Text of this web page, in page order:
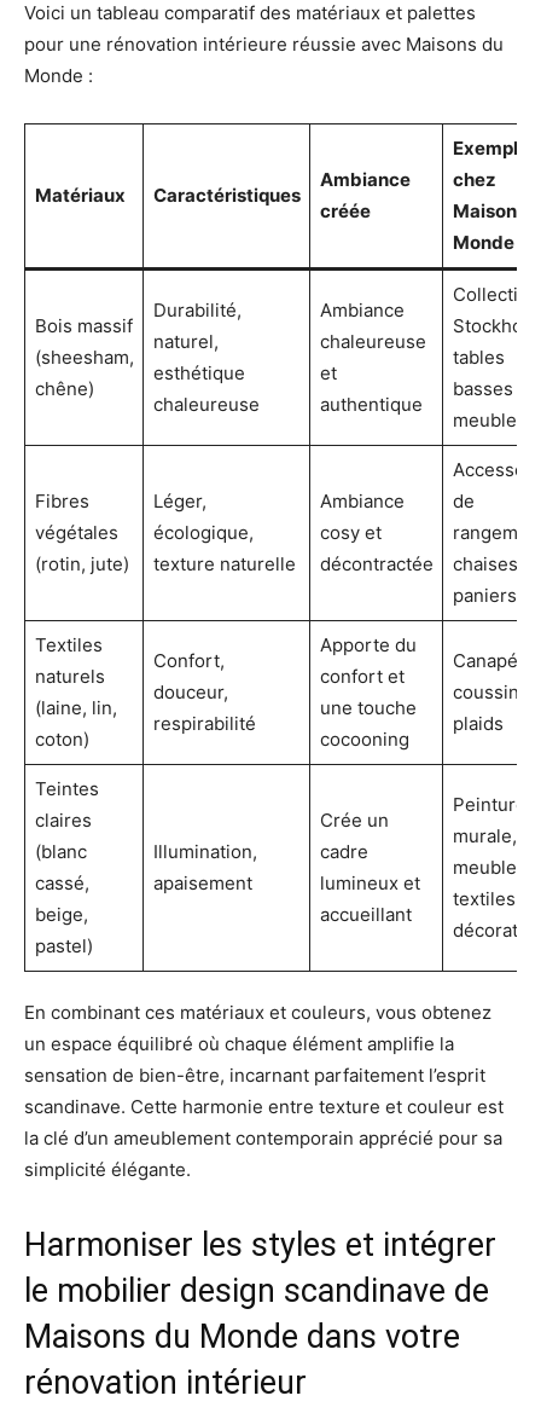
Voici un tableau comparatif des matériaux et palettes
pour une rénovation intérieure réussie avec Maisons du
Monde :
Matériaux Caractéristiques
Ambiance
créée
Exemples
chez
Maisons
Monde
Bois massif
(sheesham,
chêne)
Durabilité,
naturel,
esthétique
chaleureuse
Ambiance
chaleureuse
et
authentique
Collection
tables
basses et
meubles
Fibres
végétales
(rotin, jute)
Léger,
écologique,
texture naturelle
Ambiance
cosy et
décontractée
de
chaises,
paniers
Textiles
naturels
(laine, lin,
coton)
Confort,
douceur,
respirabilité
Apporte du
confort et
une touche
cocooning
Canapés,
coussins,
plaids
Teintes
claires
(blanc
cassé,
beige,
pastel)
Illumination,
apaisement
Crée un
cadre
lumineux et
accueillant
Peinture
murale,
meubles,
textiles
décoratifs
En combinant ces matériaux et couleurs, vous obtenez
un espace équilibré où chaque élément amplifie la
sensation de bien-être, incarnant parfaitement l’esprit
scandinave. Cette harmonie entre texture et couleur est
la clé d’un ameublement contemporain apprécié pour sa
simplicité élégante.
Harmoniser les styles et intégrer
le mobilier design scandinave de
Maisons du Monde dans votre
rénovation intérieur